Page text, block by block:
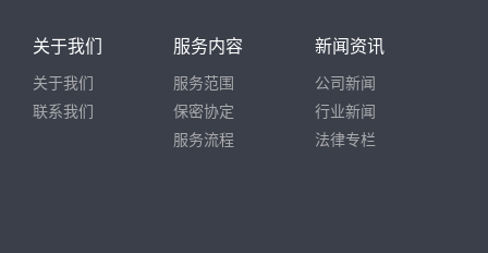
关于我们
关于我们
联系我们
服务内容
服务范围
保密协定
服务流程
新闻资讯
公司新闻
行业新闻
法律专栏